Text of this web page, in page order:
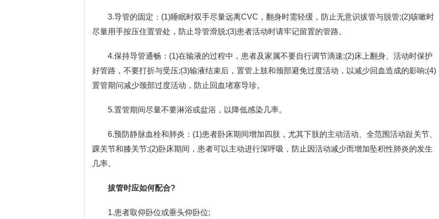
3.导管的固定：(1)睡眠时双手尽量远离CVC，翻身时需轻缓，防止无意识拔管与脱管;(2)咳嗽时
尽量用手按压住置管处，防止导管滑脱;(3)患者活动时请牢记留置的管路。
4.保持导管通畅：(1)在输液的过程中，患者及家属不要自行调节滴速;(2)床上翻身、活动时保护
好管路，不要打折与受压;(3)输液结束后，置管上肢和颈部避免过度活动，以减少回血造成的影响;(4)
置管期问减少颈部过度活动，防止回血堵塞导珍。
5.置管期间尽量不要淋浴或盆浴，以降低感染几率。
6.预防静脉血栓和肺炎：(1)患者卧床期间增加四肢，尤其下肢的主动活动、全范围活动趾关节、
踝关节和膝关节;(2)卧床期间，患者可以主动进行深呼吸，防止因活动减少而增加坠积性肺炎的发生
几率。
拔管时应如何配合?
1.患者取仰卧位或垂头仰卧位;